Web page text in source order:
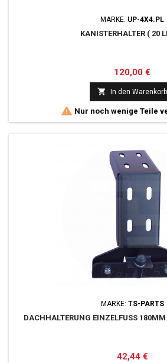
MARKE: UP-4X4.PL
KANISTERHALTER ( 20
Preis
120,00 €
 In den Warenkorb
 Nur noch wenige Teile
MARKE: TS-PARTS
DACHHALTERUNG EINZELFUSS 180MM
Preis
42,44 €